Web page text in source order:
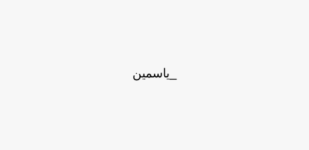
_ياسمين